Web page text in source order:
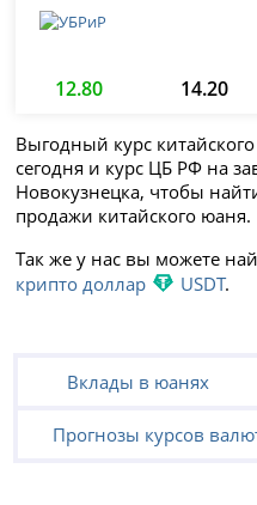
12.80 14.20
Выгодный курс
сегодня и курс ЦБ РФ на
Новокузнецка, чтобы
продажи китайского юаня.
Так же у нас вы можете
крипто доллар
USDT.
Вклады в юанях
Прогнозы курсов